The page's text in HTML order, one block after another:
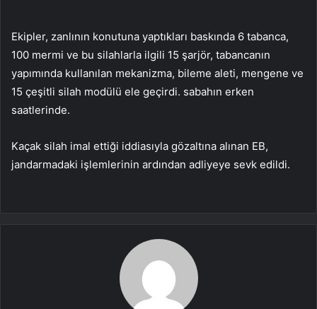
Ekipler, zanlının konutuna yaptıkları baskında 6 tabanca,
100 mermi ve bu silahlarla ilgili 15 şarjör, tabancanın
yapımında kullanılan mekanizma, bileme aleti, mengene ve
15 çeşitli silah modülü ele geçirdi. sabahın erken
saatlerinde.
Kaçak silah imal ettiği iddiasıyla gözaltına alınan EB,
jandarmadaki işlemlerinin ardından adliyeye sevk edildi.